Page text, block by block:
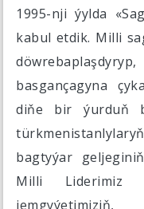
1995-nji ýylda
kabul etdik. Milli
basgançagyna
diňe bir ýurduň
bagtyýar
Milli Liderimiz